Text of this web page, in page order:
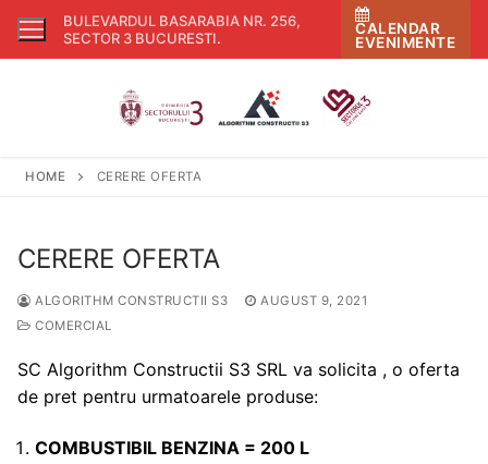
Skip
BULEVARDUL BASARABIA NR. 256,
SECTOR 3 BUCURESTI.
CALENDAR
EVENIMENTE
HOME CERERE OFERTA
CERERE OFERTA
ALGORITHM CONSTRUCTII S3
AUGUST 9, 2021
COMERCIAL
SC Algorithm Constructii S3 SRL va solicita , o oferta
de pret pentru urmatoarele produse:
COMBUSTIBIL BENZINA = 200 L